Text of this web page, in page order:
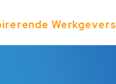
Werkgevers